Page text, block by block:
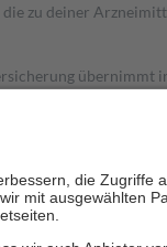
zu deiner
übernimmt
Es sind jedoch nie
Zuzahlungen